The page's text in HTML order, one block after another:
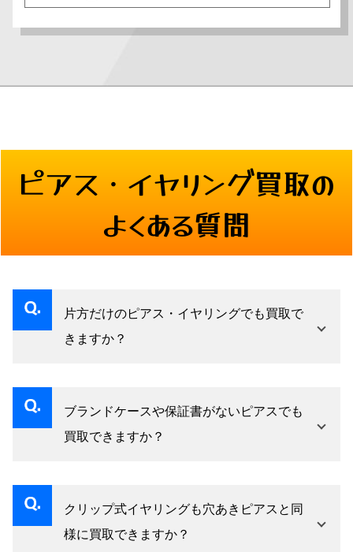
ピアス・イヤリング買取の
よくある質問
片方だけのピアス・イヤリングでも買取で
きますか？
ブランドケースや保証書がないピアスでも
買取できますか？
クリップ式イヤリングも穴あきピアスと同
様に買取できますか？